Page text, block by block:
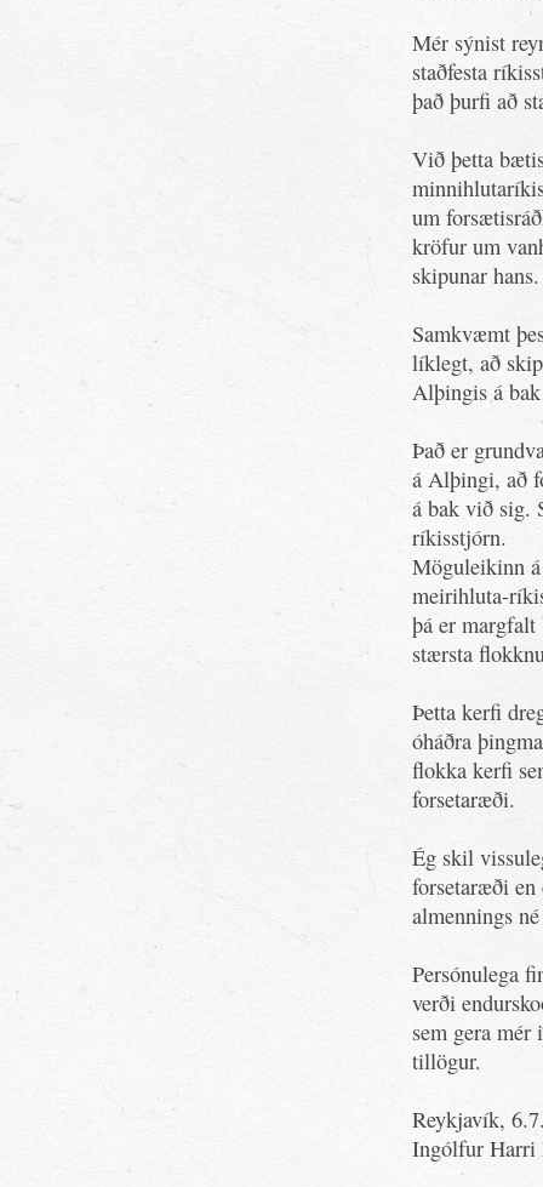
Mér sýnist
staðfesta
það þurfi að
Við þetta
um
kröfur um
skipunar hans.
Samkvæmt
líklegt, að
Alþingis á
Það er
á Alþingi, að
á bak við sig.
ríkisstjórn.
Möguleikinn
meirihluta-
þá er margfalt
stærsta
Þetta kerfi
óháðra
flokka kerfi
forsetaræði.
Ég skil
forsetaræði
almennings
Persónulega
verði
sem gera
tillögur.
Reykjavík,
Ingólfur Harri